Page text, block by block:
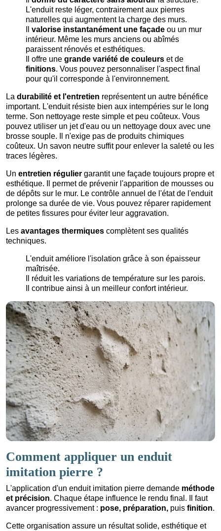
L'enduit reste léger, contrairement aux pierres
naturelles qui augmentent la charge des murs.
valorise instantanément une façade ou un mur
intérieur. Même les murs anciens ou abîmés
paraissent rénovés et esthétiques.
Il offre une grande variété de couleurs et de
finitions. Vous pouvez personnaliser l'aspect final
pour qu'il corresponde à l'environnement.
La durabilité et l'entretien représentent un autre bénéfice
important. L'enduit résiste bien aux intempéries sur le long
terme. Son nettoyage reste simple et peu coûteux. Vous
pouvez utiliser un jet d'eau ou un nettoyage doux avec une
brosse souple. Il n'exige pas de produits chimiques
coûteux. Un savon neutre suffit pour enlever la saleté ou les
traces légères.
Un entretien régulier garantit une façade toujours propre et
esthétique. Il permet de prévenir l'apparition de mousses ou
de dépôts sur le mur. Le contrôle annuel de l'état de l'enduit
prolonge sa durée de vie. Vous pouvez réparer rapidement
de petites fissures pour éviter leur aggravation.
Les avantages thermiques complètent ses qualités
techniques.
L'enduit améliore l'isolation grâce à son épaisseur
maîtrisée.
Il réduit les variations de température sur les parois.
Il contribue ainsi à un meilleur confort intérieur.
Comment appliquer un enduit
imitation pierre ?
L'application d'un enduit imitation pierre demande méthode
et précision. Chaque étape influence le rendu final. Il faut
avancer progressivement : pose, préparation, puis finition.
Cette organisation assure un résultat solide, esthétique et